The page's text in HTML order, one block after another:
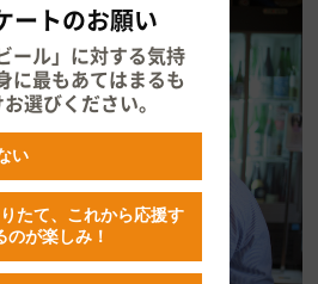
ートのお願い
ール」に対する気持
に最もあてはまるも
選びください。
い
たて、これから応援す
のが楽しみ！